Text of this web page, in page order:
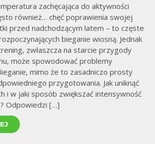
zachęcająca do aktywności
również… chęć poprawienia swojej
przed nadchodzącym latem – to częste
bieganie wiosną. Jednak
zwłaszcza na starcie przygody
może spowodować problemy
mimo że to zasadniczo prosty
przygotowania. Jak uniknąć
i w jaki sposób zwiększać intensywność
Odpowiedzi […]